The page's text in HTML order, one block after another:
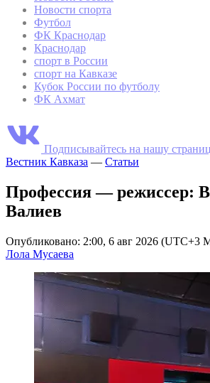
Новости спорта
Футбол
ФК Краснодар
Краснодар
спорт в России
спорт на Кавказе
Кубок России по футболу
ФК Ахмат
Подписывайтесь на нашу
Вестник Кавказа — Статьи
Профессия — режиссер:
Валиев
Опубликовано: 2:00, 6 авг 2026 (UTC+3
Лола Мусаева